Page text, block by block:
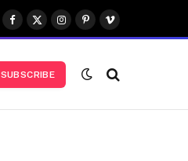
Facebook
X
(Twitter)
Instagram
Pinterest
Vimeo
SUBSCRIBE